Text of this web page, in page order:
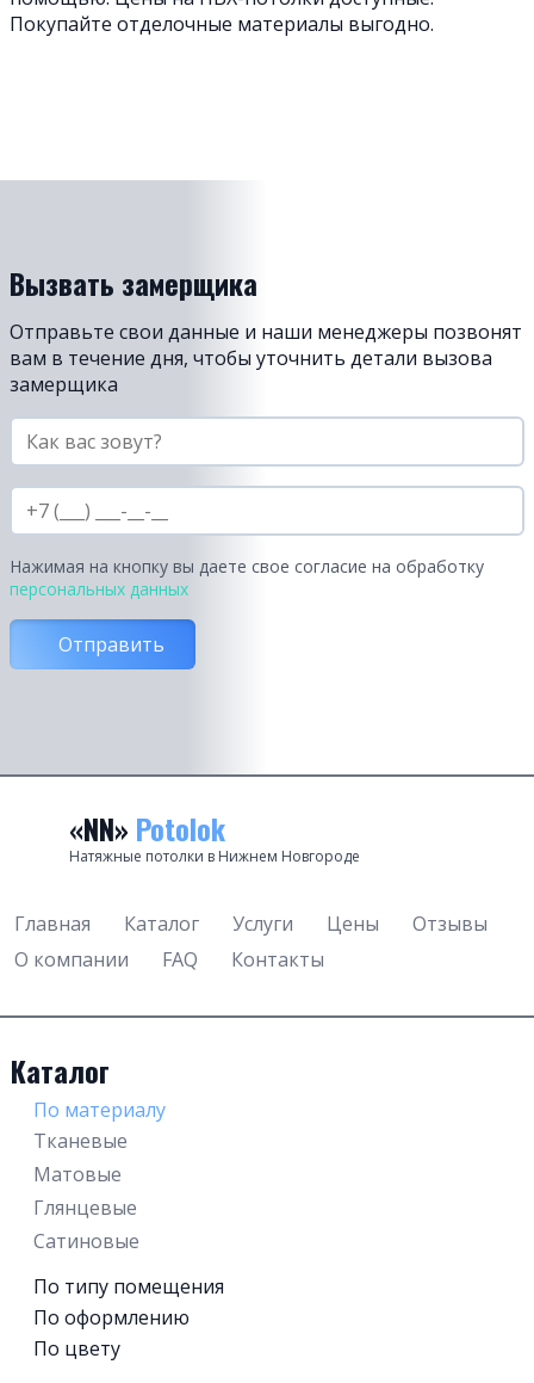
Покупайте отделочные материалы выгодно.
Вызвать замерщика
Отправьте свои данные и наши менеджеры позвонят
вам в течение дня, чтобы уточнить детали вызова
замерщика
Нажимая на кнопку вы даете свое согласие на обработку
персональных данных
Отправить
«NN» Potolok
Натяжные потолки в Нижнем Новгороде
Главная Каталог Услуги Цены
Отзывы
О компании
FAQ Контакты
Каталог
По материалу
Тканевые
Матовые
Глянцевые
Сатиновые
По типу помещения
В спальню
На балкон / на лоджию
По оформлению
С трековыми светильниками
По цвету